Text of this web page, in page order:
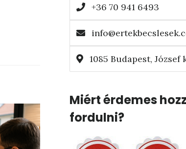
+36 70 941 6493
1085 Budapest, József
Miért érdemes
fordulni?